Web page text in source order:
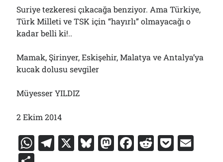
Suriye tezkeresi çıkacağa benziyor. Ama Türkiye,
Türk Milleti ve TSK için “hayırlı” olmayacağı o
kadar belli ki!..
Mamak, Şirinyer, Eskişehir, Malatya ve Antalya’ya
kucak dolusu sevgiler
Müyesser YILDIZ
2 Ekim 2014
W T X Bl M F R P